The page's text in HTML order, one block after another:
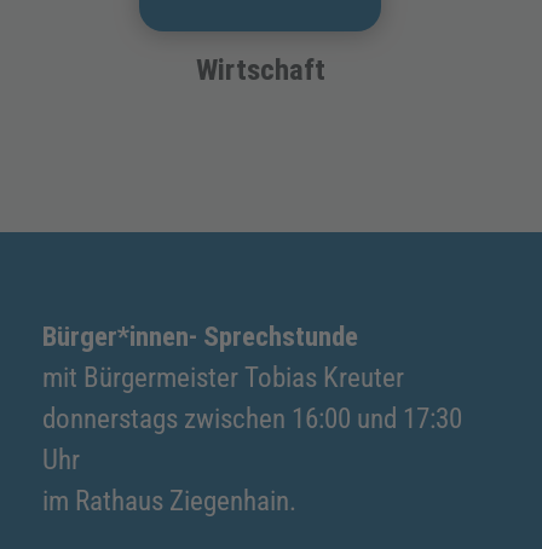
Wirtschaft
Bürger*innen- Sprechstunde
mit Bürgermeister Tobias Kreuter
donnerstags zwischen 16:00 und 17:30
Uhr
im Rathaus Ziegenhain.